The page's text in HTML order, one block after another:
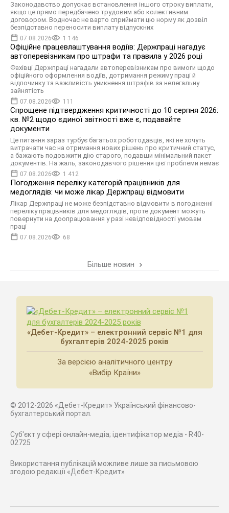
Законодавство допускає встановлення іншого строку виплати,
якщо це прямо передбачено трудовим або колективним
договором. Водночас не варто сприймати цю норму як дозвіл
безпідставно переносити виплату відпускних
07.08.2026 1 146
Офіційне працевлаштування водіїв: Держпраці нагадує
автоперевізникам про штрафи та правила у 2026 році
Фахівці Держпраці нагадали автоперевізникам про вимоги щодо
офіційного оформлення водіїв, дотримання режиму праці й
відпочинку та важливість уникнення штрафів за нелегальну
зайнятість
07.08.2026 111
Спрощене підтвердження критичності до 10 серпня 2026:
кв. №2 щодо єдиної звітності вже є, подавайте
документи
Це питання зараз турбує багатьох роботодавців, які не хочуть
витрачати час на отримання нових рішень про критичний статус,
а бажають подовжити дію старого, подавши мінімальний пакет
документів. На жаль, законодавчого рішення цієї проблеми немає
07.08.2026 1 412
Погодження переліку категорій працівників для
медоглядів: чи може лікар Держпраці відмовити
Лікар Держпраці не може безпідставно відмовити в погодженні
переліку працівників для медоглядів, проте документ можуть
повернути на доопрацювання у разі невідповідності умовам
праці
07.08.2026 68
Більше новин
«Дебет-Кредит» – електронний сервіс №1 для
бухгалтерів 2024-2025 років
За версією аналітичного центру
«Вибір Країни»
© 2012-2026 «Дебет-Кредит» Український фінансово-
бухгалтерський портал.
Суб'єкт у сфері онлайн-медіа; ідентифікатор медіа - R40-
02725
Використання публікацій можливе лише за письмовою
згодою редакції «Дебет-Кредит»